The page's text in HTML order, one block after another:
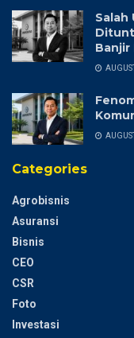
Salah
Banjir
Categories
Agrobisnis
Asuransi
Bisnis
CEO
CSR
Foto
Investasi